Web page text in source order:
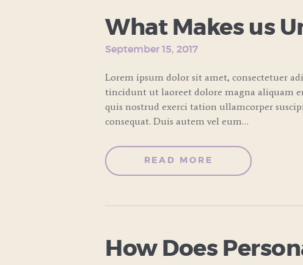
What Makes us
September 15, 2017
Lorem ipsum dolor sit amet, consectetuer
tincidunt ut laoreet dolore magna aliquam
quis nostrud exerci tation ullamcorper
consequat. Duis autem vel eum…
READ MORE
How Does